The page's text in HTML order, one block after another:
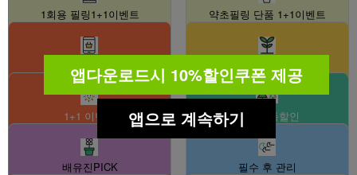
1회용 필링1+1이벤트 약초필링 단품 1+1이벤트
8월 이벤트 다다익선
1+1 이벤트 셀러 대폭할인
배유진PICK 필수 후 관리
앱다운로드시 10%할인쿠폰 제공
앱으로 계속하기